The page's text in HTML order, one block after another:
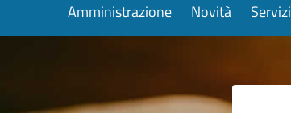
Amministrazione Novità Servizi